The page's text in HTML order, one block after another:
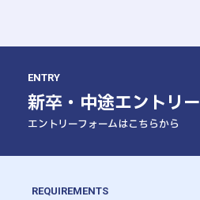
ENTRY
新卒・中途エントリー
エントリーフォームはこちらから
REQUIREMENTS